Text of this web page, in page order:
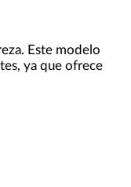
Este modelo
ya que ofrece